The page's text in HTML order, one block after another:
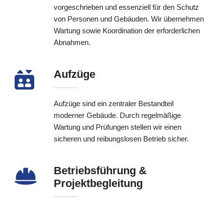
vorgeschrieben und essenziell für den Schutz
von Personen und Gebäuden. Wir übernehmen
Wartung sowie Koordination der erforderlichen
Abnahmen.
Aufzüge
Aufzüge sind ein zentraler Bestandteil
moderner Gebäude. Durch regelmäßige
Wartung und Prüfungen stellen wir einen
sicheren und reibungslosen Betrieb sicher.
Betriebsführung &
Projektbegleitung